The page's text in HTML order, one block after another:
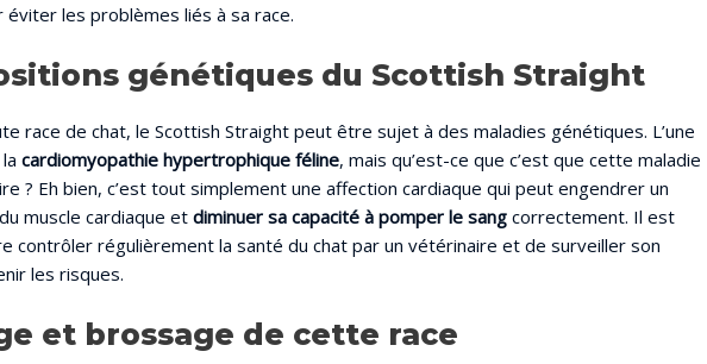
éviter les problèmes liés à sa race.
génétiques du Scottish Straight
race de chat, le Scottish Straight peut être sujet à des maladies génétiques. L’une
cardiomyopathie hypertrophique féline, mais qu’est-ce que c’est que cette maladie
? Eh bien, c’est tout simplement une affection cardiaque qui peut engendrer un
muscle cardiaque etdiminuer sa capacité à pomper le sang correctement. Il est
contrôler régulièrement la santé du chat par un vétérinaire et de surveiller son
les risques.
et brossage de cette race